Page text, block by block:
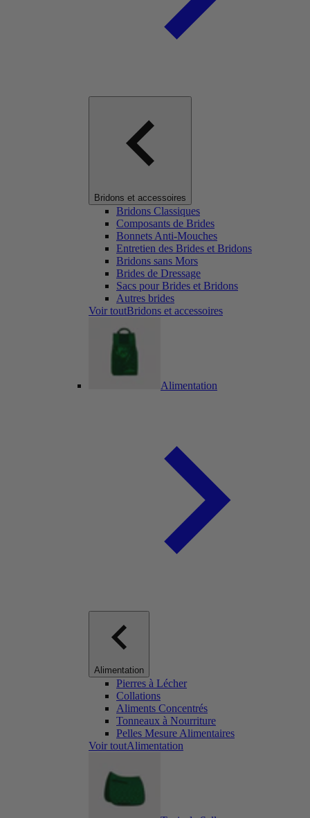
Bridons et accessoires
Bridons Classiques
Composants de Brides
Bonnets Anti-Mouches
Entretien des Brides et Bridons
Bridons sans Mors
Brides de Dressage
Sacs pour Brides et Bridons
Autres brides
Voir toutBridons et accessoires
Alimentation
Alimentation
Pierres à Lécher
Collations
Aliments Concentrés
Tonneaux à Nourriture
Pelles Mesure Alimentaires
Voir toutAlimentation